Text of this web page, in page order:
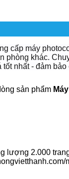
cấp máy
phòng khác.
nhất - đảm
sản phẩm
lượng 2.000